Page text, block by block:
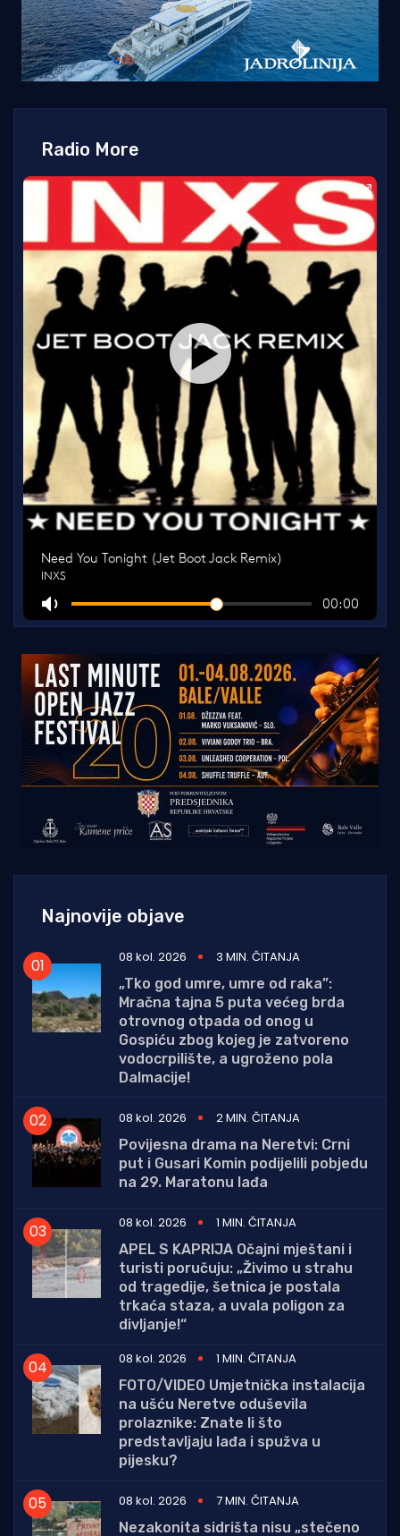
Radio More
Najnovije objave
08 kol. 2026
3 MIN. ČITANJA
„Tko god umre, umre od raka”:
Mračna tajna 5 puta većeg brda
otrovnog otpada od onog u
Gospiću zbog kojeg je zatvoreno
vodocrpilište, a ugroženo pola
Dalmacije!
08 kol. 2026
2 MIN. ČITANJA
Povijesna drama na Neretvi: Crni
put i Gusari Komin podijelili pobjedu
na 29. Maratonu lađa
08 kol. 2026
1 MIN. ČITANJA
APEL S KAPRIJA Očajni mještani i
turisti poručuju: „Živimo u strahu
od tragedije, šetnica je postala
trkaća staza, a uvala poligon za
divljanje!“
08 kol. 2026
1 MIN. ČITANJA
FOTO/VIDEO Umjetnička instalacija
na ušću Neretve oduševila
prolaznike: Znate li što
predstavljaju lađa i spužva u
pijesku?
08 kol. 2026
7 MIN. ČITANJA
Nezakonita sidrišta nisu „stečeno